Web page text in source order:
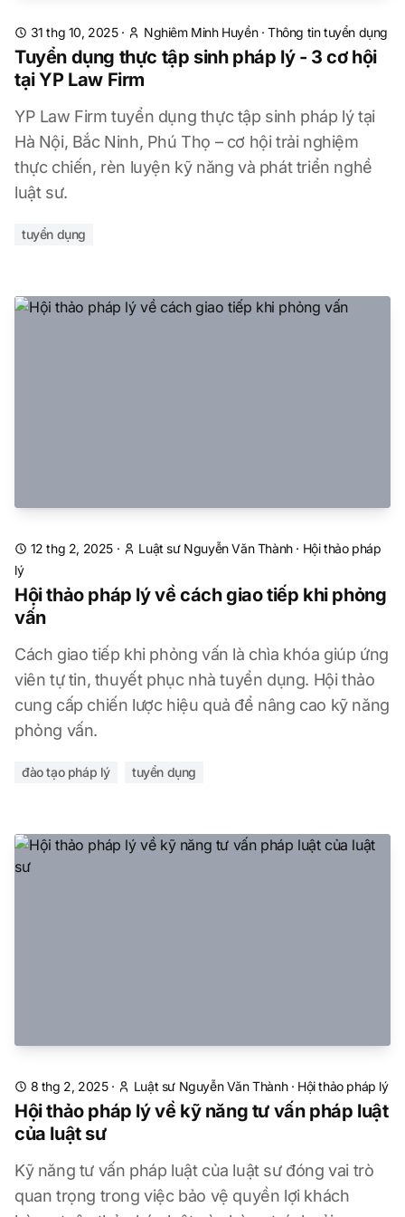
31 thg 10, 2025· Nghiêm Minh Huyền·Thông tin tuyển dụng
Tuyển dụng thực tập sinh pháp lý - 3 cơ hội
tại YP Law Firm
YP Law Firm tuyển dụng thực tập sinh pháp lý tại
Hà Nội, Bắc Ninh, Phú Thọ – cơ hội trải nghiệm
thực chiến, rèn luyện kỹ năng và phát triển nghề
luật sư.
tuyển dụng
12 thg 2, 2025 · Luật sư Nguyễn Văn Thành· Hội thảo pháp
lý
Hội thảo pháp lý về cách giao tiếp khi phỏng
vấn
Cách giao tiếp khi phỏng vấn là chìa khóa giúp ứng
viên tự tin, thuyết phục nhà tuyển dụng. Hội thảo
cung cấp chiến lược hiệu quả để nâng cao kỹ năng
phỏng vấn.
đào tạo pháp lý tuyển dụng
8 thg 2, 2025· Luật sư Nguyễn Văn Thành· Hội thảo pháp lý
Hội thảo pháp lý về kỹ năng tư vấn pháp luật
của luật sư
Kỹ năng tư vấn pháp luật của luật sư đóng vai trò
quan trọng trong việc bảo vệ quyền lợi khách